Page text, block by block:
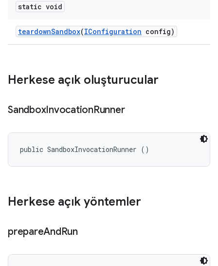
static void
teardownSandbox(IConfiguration config)
Herkese açık oluşturucular
SandboxInvocationRunner
public SandboxInvocationRunner ()
Herkese açık yöntemler
prepareAndRun